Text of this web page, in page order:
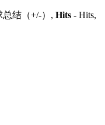
总结（+/-）, Hits - Hits,